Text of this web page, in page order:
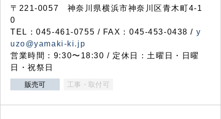
〒221-0057 神奈川県横浜市神奈川区青木町4-1
0
TEL：045-461-0755 / FAX：045-453-0438 / y
uzo@yamaki-ki.jp
営業時間：9:30〜18:30 / 定休日：土曜日・日曜
日・祝祭日
販売可 工事・取付可